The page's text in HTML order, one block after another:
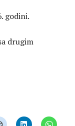
godini.
drugim